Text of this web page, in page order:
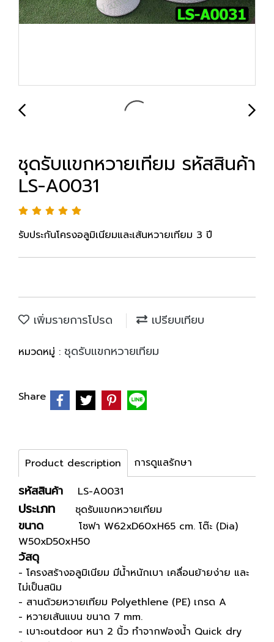
ชุดรับแขกหวายเทียม รหัสสินค้า
LS-A0031
รับประกันโครงอลูมิเนียมและเส้นหวายเทียม 3 ปี
เพิ่มรายการโปรด เปรียบเทียบ
หมวดหมู่ : ชุดรับแขกหวายเทียม
Share
Product description การดูแลรักษา
รหัสสินค้า LS-A0031
ประเภท ชุดรับแขกหวายเทียม
ขนาด
โซฟา W62xD60xH65 cm. โต๊ะ (Dia)
W50xD50xH50
วัสดุ
- โครงสร้างอลูมิเนียม มีน้ำหนักเบา เคลื่อนย้ายง่าย และ
ไม่เป็นสนิม
- สานด้วยหวายเทียม Polyethlene (PE) เกรด A
- หวายเส้นแบน ขนาด 7 mm.
- เบาะoutdoor หนา 2 นิ้ว ทำจากฟองน้ำ Quick dry